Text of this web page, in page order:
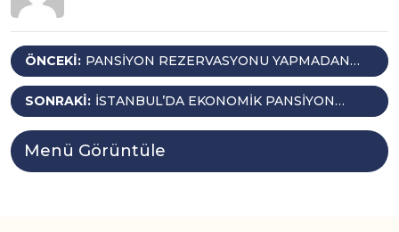
Yazı
gezinmesi
ÖNCEKI: PANSIYON REZERVASYONU YAPMADAN
ÖNCE BILMENIZ GEREKEN 10 SORU
SONRAKI: İSTANBUL’DA EKONOMIK PANSIYON
KOLAYLIĞI
Menü Görüntüle